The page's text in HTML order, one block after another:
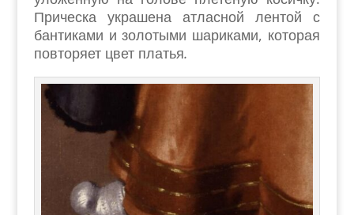
Прическа украшена атласной лентой с
бантиками и золотыми шариками, которая
повторяет цвет платья.